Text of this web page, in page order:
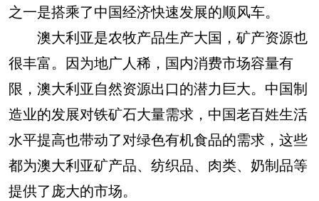
之一是搭乘了中国经济快速发展的顺风车。
澳大利亚是农牧产品生产大国，矿产资源也
很丰富。因为地广人稀，国内消费市场容量有
限，澳大利亚自然资源出口的潜力巨大。中国制
造业的发展对铁矿石大量需求，中国老百姓生活
水平提高也带动了对绿色有机食品的需求，这些
都为澳大利亚矿产品、纺织品、肉类、奶制品等
提供了庞大的市场。